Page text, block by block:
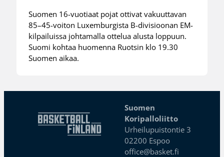
Suomen 16-vuotiaat pojat ottivat vakuuttavan
85–45-voiton Luxemburgista B-divisioonan EM-
kilpailuissa johtamalla ottelua alusta loppuun.
Suomi kohtaa huomenna Ruotsin klo 19.30
Suomen aikaa.
Suomen
Koripalloliitto
Urheilupuistontie 3
02200 Espoo
office@basket.fi